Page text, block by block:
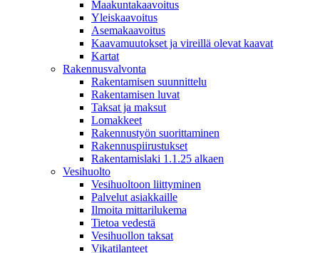
Maakuntakaavoitus
Yleiskaavoitus
Asemakaavoitus
Kaavamuutokset ja vireillä olevat kaavat
Kartat
Rakennusvalvonta
Rakentamisen suunnittelu
Rakentamisen luvat
Taksat ja maksut
Lomakkeet
Rakennustyön suorittaminen
Rakennuspiirustukset
Rakentamislaki 1.1.25 alkaen
Vesihuolto
Vesihuoltoon liittyminen
Palvelut asiakkaille
Ilmoita mittarilukema
Tietoa vedestä
Vesihuollon taksat
Vikatilanteet